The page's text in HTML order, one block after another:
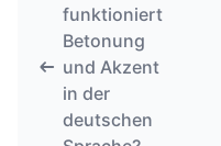
funktioniert
Betonung
und Akzent
in der
deutschen